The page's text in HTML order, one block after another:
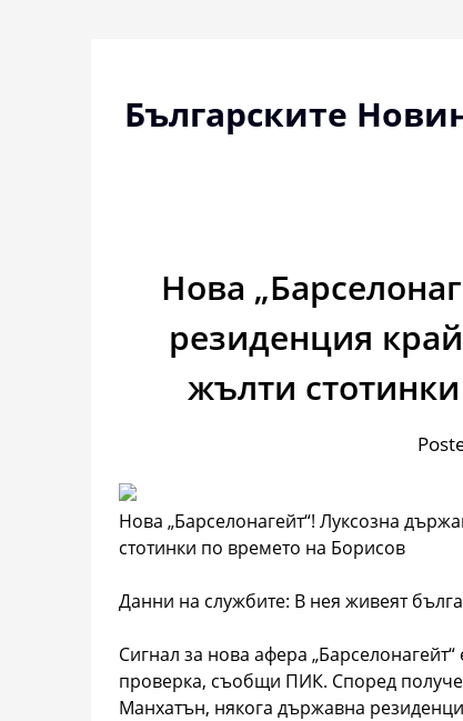
Българските
Нова
резиденция
жълти
Нова „Барселонагейт“! Луксозна
стотинки по времето на Борисов
Данни на службите: В нея живеят
Сигнал за нова афера
проверка, съобщи ПИК. Според
Манхатън, някога държавна